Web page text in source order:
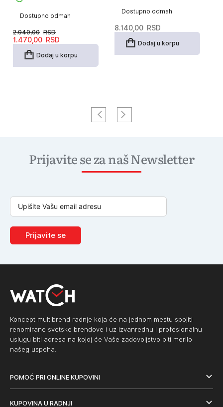
Dostupno odmah
2.940,00 RSD
Originalna
1.470,00 RSD
Trenutna
Dodaj u korpu
Dostupno odmah
8.140,00 RSD
Dodaj u korpu
Prijavite se za naš Newsletter
Prijavite se
Koncept multibrend radnje koja će na jednom mestu spojiti
renomirane svetske brendove i uz izvanrednu i profesionalnu
uslugu biti adresa na kojoj će Vaše zadovoljstvo biti merilo
našeg uspeha.
POMOĆ PRI ONLINE KUPOVINI
KUPOVINA U RADNJI